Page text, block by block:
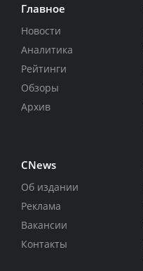
Главное
Новости
Аналитика
Рейтинги
Обзоры
Архив
CNews
Об издании
Реклама
Вакансии
Контакты